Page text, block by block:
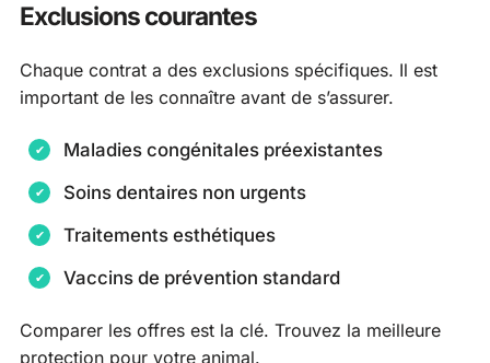
Exclusions courantes
Chaque contrat a des exclusions spécifiques. Il est
important de les connaître avant de s’assurer.
Maladies congénitales préexistantes
Soins dentaires non urgents
Traitements esthétiques
Vaccins de prévention standard
Comparer les offres est la clé. Trouvez la meilleure
protection pour votre animal.